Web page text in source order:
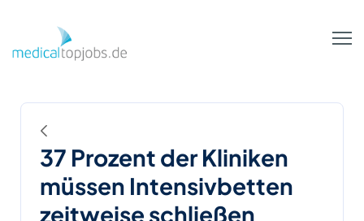
Zurück
37 Prozent der Kliniken
müssen Intensivbetten
zeitweise schließen